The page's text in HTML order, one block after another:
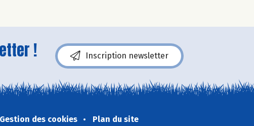
! Inscription newsletter
Gestion des cookies Plan du site